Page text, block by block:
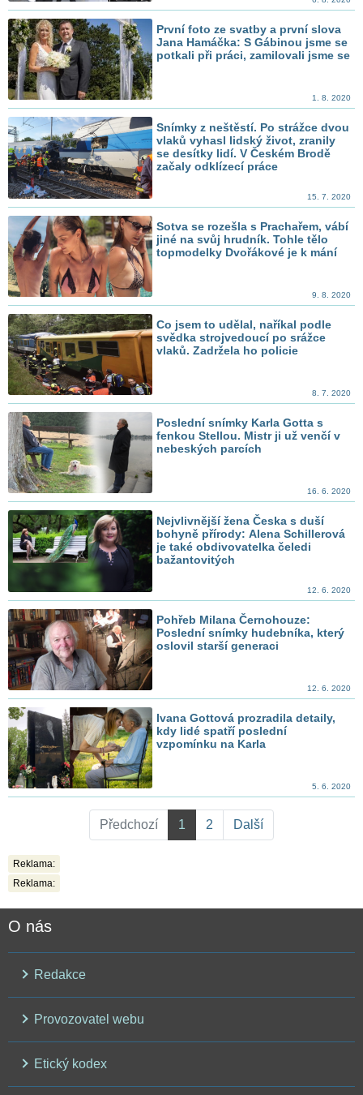
První foto ze svatby a první slova
Jana Hamáčka: S Gábinou jsme se
potkali při práci, zamilovali jsme se
1. 8. 2020
Snímky z neštěstí. Po strážce dvou
vlaků vyhasl lidský život, zranily
se desítky lidí. V Českém Brodě
začaly odklízecí práce
15. 7. 2020
Sotva se rozešla s Prachařem, vábí
jiné na svůj hrudník. Tohle tělo
topmodelky Dvořákové je k mání
9. 8. 2020
Co jsem to udělal, naříkal podle
svědka strojvedoucí po srážce
vlaků. Zadržela ho policie
8. 7. 2020
Poslední snímky Karla Gotta s
fenkou Stellou. Mistr ji už venčí v
nebeských parcích
16. 6. 2020
Nejvlivnější žena Česka s duší
bohyně přírody: Alena Schillerová
je také obdivovatelka čeledi
bažantovitých
12. 6. 2020
Pohřeb Milana Černohouze:
Poslední snímky hudebníka, který
oslovil starší generaci
12. 6. 2020
Ivana Gottová prozradila detaily,
kdy lidé spatří poslední
vzpomínku na Karla
5. 6. 2020
Předchozí 1 2 Další
Reklama:
Reklama:
O nás
Redakce
Provozovatel webu
Etický kodex